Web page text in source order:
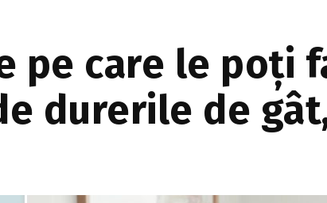
care le poți
durerile de